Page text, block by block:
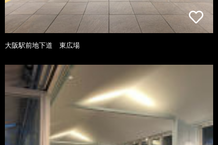
大阪駅前地下道 東広場